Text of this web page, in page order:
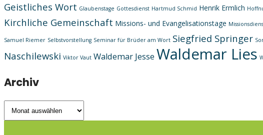
Geistliches Wort Glaubenstage Gottesdienst Hartmud Schmid Henrik Ermlich
Kirchliche Gemeinschaft Missions- und Evangelisationstage
Samuel Riemer Selbstvorstellung Seminar für Brüder am Wort Siegfried Springer
Naschilewski Viktor Vaut Waldemar Jesse Waldemar Lies
Archiv
Archiv